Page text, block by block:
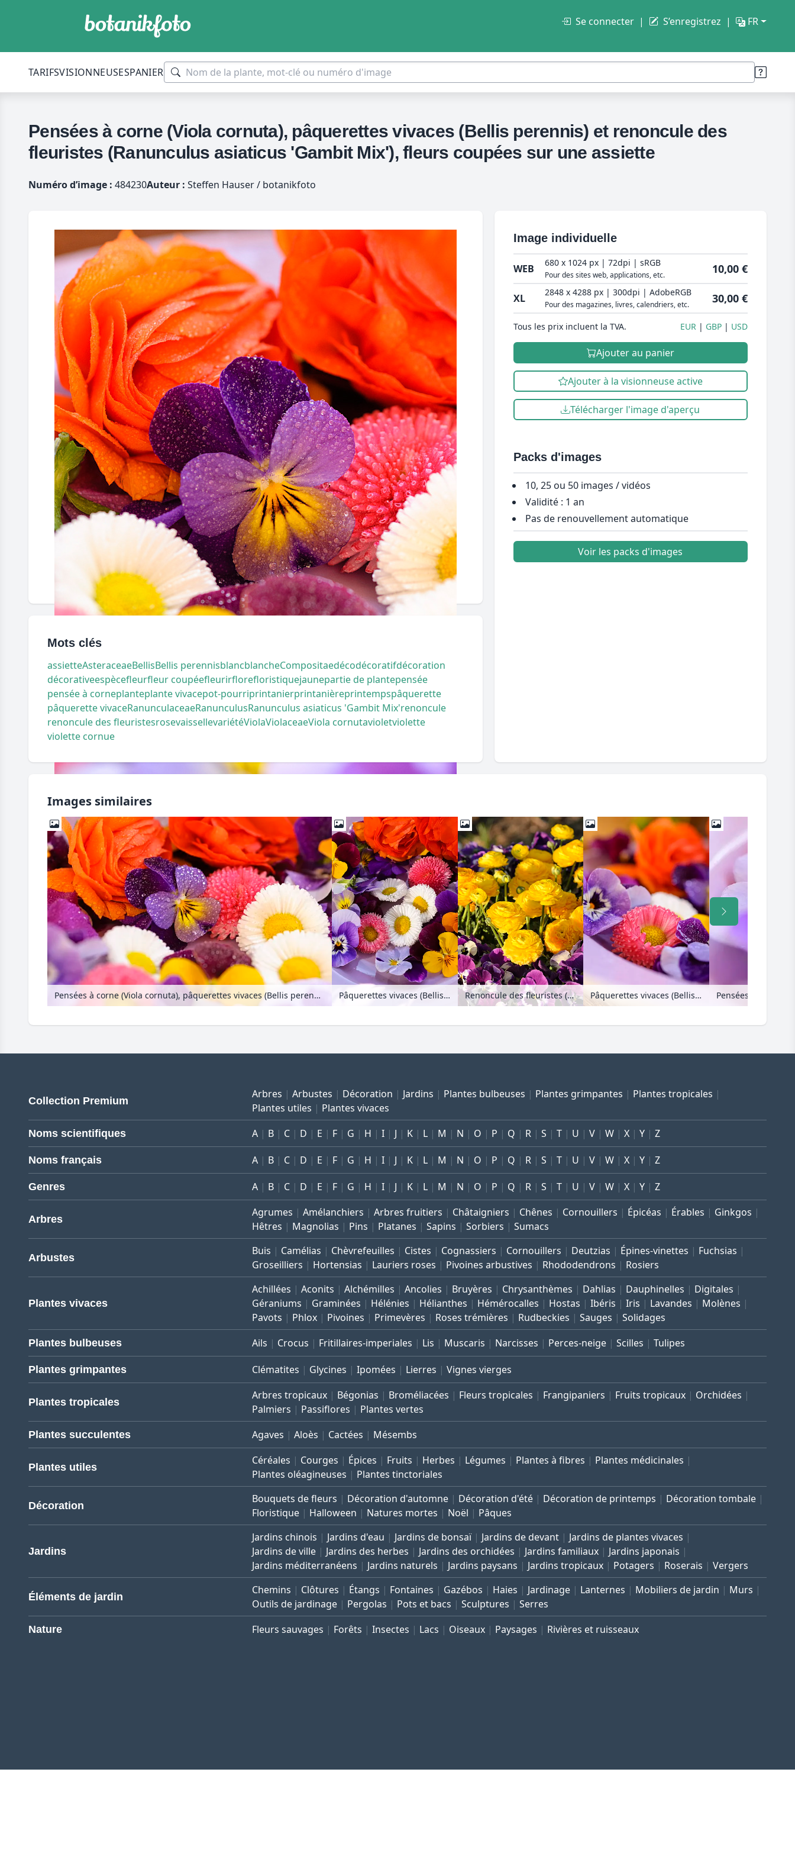
Se connecter S’enregistrez FR
TARIFSVISIONNEUSESPANIER
Pensées à corne (Viola cornuta), pâquerettes vivaces (Bellis perennis) et renoncule des
fleuristes (Ranunculus asiaticus 'Gambit Mix'), fleurs coupées sur une assiette
Numéro d’image : 484230Auteur : Steffen Hauser / botanikfoto
Mots clés
assietteAsteraceaeBellisBellis perennisblancblancheCompositaedécodécoratifdécoration
décorativeespècefleurfleur coupéefleurirflorefloristiquejaunepartie de plantepensée
pensée à corneplanteplante vivacepot-pourriprintanierprintanièreprintempspâquerette
pâquerette vivaceRanunculaceaeRanunculusRanunculus asiaticus 'Gambit Mix'renoncule
renoncule des fleuristesrosevaissellevariétéViolaViolaceaeViola cornutavioletviolette
violette cornue
Image individuelle
WEB 680 x 1024 px | 72dpi | sRGB
Pour des sites web, applications, etc. 10,00 €
XL 2848 x 4288 px | 300dpi | AdobeRGB
Pour des magazines, livres, calendriers, etc. 30,00 €
Tous les prix incluent la TVA. EUR GBP USD
Ajouter au panier
Ajouter à la visionneuse active
Télécharger l'image d'aperçu
Packs d'images
10, 25 ou 50 images / vidéos
Validité : 1 an
Pas de renouvellement automatique
Voir les packs d'images
Images similaires
Pensées à corne (Viola cornuta), pâquerettes vivaces (Bellis perennis) et renoncule des fleuristes (Ranunculus asiaticus 'Gambit Mix'), fleurs coupées sur une assiette Pâquerettes vivaces (Bellis perennis), pensées à corne (Viola cornuta) et renoncule des fleuristes (Ranunculus asiaticus 'Gambit Mix'), fleurs coupées sur une assiette Renoncule des fleuristes (Ranunculus asiaticus) et violette (Viola) Pâquerettes vivaces (Bellis perennis) et pensées à corne (Viola cornuta), fleurs coupées sur une assiette
Collection Premium
Arbres Arbustes Décoration Jardins Plantes bulbeuses Plantes grimpantes
Plantes tropicales
Plantes utiles
Plantes vivaces
Noms scientifiques A B C D E F G H I J K L M N O P Q R S T U V W X Y Z
Noms français A B C D E F G H I J K L M N O P Q R S T U V W X Y Z
Genres A B C D E F G H I J K L M N O P Q R S T U V W X Y Z
Arbres
Agrumes Amélanchiers Arbres fruitiers Châtaigniers Chênes Cornouillers Épicéas Érables
Ginkgos
Hêtres
Magnolias Pins Platanes Sapins Sorbiers Sumacs
Arbustes
Buis Camélias Chèvrefeuilles Cistes Cognassiers Cornouillers Deutzias Épines-vinettes
Fuchsias
Groseilliers
Hortensias Lauriers roses Pivoines arbustives Rhododendrons Rosiers
Plantes vivaces
Achillées Aconits Alchémilles Ancolies Bruyères Chrysanthèmes Dahlias Dauphinelles
Digitales
Géraniums
Graminées Hélénies Hélianthes Hémérocalles Hostas Ibéris Iris Lavandes
Molènes
Pavots
Phlox Pivoines Primevères Roses trémières Rudbeckies Sauges Solidages
Plantes bulbeuses Ails Crocus Fritillaires-imperiales Lis Muscaris Narcisses Perces-neige Scilles Tulipes
Plantes grimpantes Clématites Glycines Ipomées Lierres Vignes vierges
Plantes tropicales
Arbres tropicaux Bégonias Broméliacées Fleurs tropicales Frangipaniers Fruits tropicaux
Orchidées
Palmiers
Passiflores Plantes vertes
Plantes succulentes Agaves Aloès Cactées Mésembs
Plantes utiles
Céréales Courges Épices Fruits Herbes Légumes Plantes à fibres
Plantes médicinales
Plantes oléagineuses
Plantes tinctoriales
Décoration
Bouquets de fleurs Décoration d'automne Décoration d'été Décoration de printemps
Décoration tombale
Floristique
Halloween Natures mortes Noël Pâques
Jardins
Jardins chinois Jardins d'eau Jardins de bonsaï Jardins de devant
Jardins de plantes vivaces
Jardins de ville
Jardins des herbes Jardins des orchidées Jardins familiaux
Jardins japonais
Jardins méditerranéens
Jardins naturels Jardins paysans Jardins tropicaux Potagers Roserais Vergers
Éléments de jardin
Chemins Clôtures Étangs Fontaines Gazébos Haies Jardinage Lanternes Mobiliers de jardin
Murs
Outils de jardinage
Pergolas Pots et bacs Sculptures Serres
Nature Fleurs sauvages Forêts Insectes Lacs Oiseaux Paysages Rivières et ruisseaux